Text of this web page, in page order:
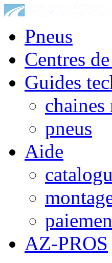
Pneus
Centres
Guides
chaines
pneus
Aide
AZ-PROS